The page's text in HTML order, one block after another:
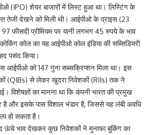
(IPO) शेयर बाजारों में लिस्ट हुआ था। लिस्टिंग के
तेजी देखने को मिली थी। आईपीओ के प्राइस (23
फीसदी प्रीमियम पर यानी लगभग 45 रुपये के भाव
कोल का यह आईपीओ कोल इंडिया की सब्सिडियरी
पसंद किया।
आईपीओ को 147 गुना सब्सक्रिप्शन मिला था। इस
(QIBs) से लेकर खुदरा निवेशकों (RIIs) तक ने
विशेषज्ञों का मानना था कि कंपनी भारत की प्रमुख
है और इसके पास विशाल भंडार है, जिससे यह लंबी अवधि
हो सकता है।
ऊंचे भाव देखकर कुछ निवेशकों ने मुनाफा बुकिंग का